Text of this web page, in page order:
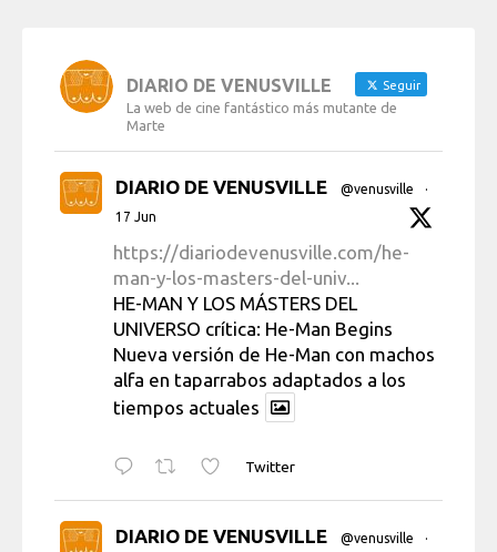
DIARIO DE VENUSVILLE Seguir
La web de cine fantástico más mutante de
Marte
DIARIO DE VENUSVILLE @venusville
·
17 Jun
https://diariodevenusville.com/he-
man-y-los-masters-del-univ...
HE-MAN Y LOS MÁSTERS DEL
UNIVERSO crítica: He-Man Begins
Nueva versión de He-Man con machos
alfa en taparrabos adaptados a los
tiempos actuales
Twitter
DIARIO DE VENUSVILLE @venusville
·